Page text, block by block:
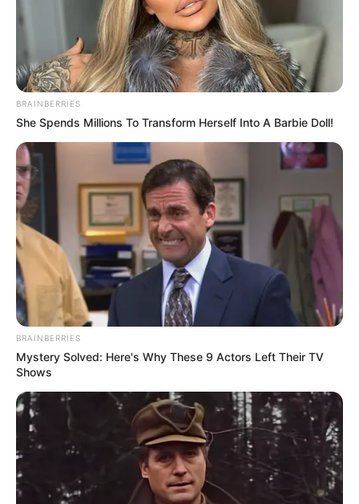
BRAINBERRIES
She Spends Millions To Transform Herself Into A Barbie Doll!
BRAINBERRIES
Mystery Solved: Here's Why These 9 Actors Left Their TV
Shows